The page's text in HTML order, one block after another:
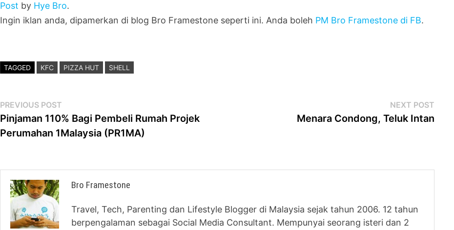
Post by Hye Bro.
Ingin iklan anda, dipamerkan di blog Bro Framestone seperti ini. Anda boleh PM Bro Framestone di FB.
TAGGED KFC PIZZA HUT SHELL
Post
navigation
PREVIOUS POST
post:
Pinjaman 110% Bagi Pembeli Rumah Projek
Perumahan 1Malaysia (PR1MA)
NEXT POSTNext
Menara Condong, Teluk Intan
Bro Framestone
Travel, Tech, Parenting dan Lifestyle Blogger di Malaysia sejak tahun 2006. 12 tahun
berpengalaman sebagai Social Media Consultant. Mempunyai seorang isteri dan 2